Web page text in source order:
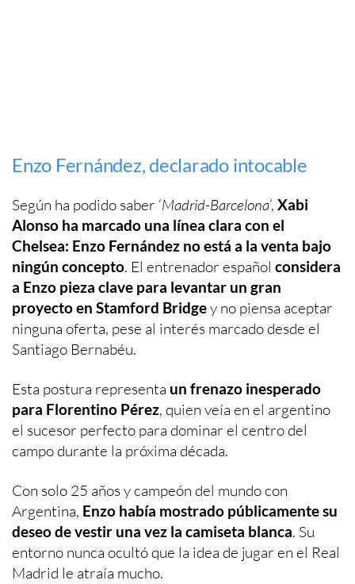
Enzo Fernández, declarado intocable
Según ha podido saber ‘Madrid-Barcelona’, Xabi
Alonso ha marcado una línea clara con el
Chelsea: Enzo Fernández no está a la venta bajo
ningún concepto. El entrenador español considera
a Enzo pieza clave para levantar un gran
proyecto en Stamford Bridgey no piensa aceptar
ninguna oferta, pese al interés marcado desde el
Santiago Bernabéu.
Esta postura representa un frenazo inesperado
para Florentino Pérez, quien veía en el argentino
el sucesor perfecto para dominar el centro del
campo durante la próxima década.
Con solo 25 años y campeón del mundo con
Argentina, Enzo había mostrado públicamente su
deseo de vestir una vez la camiseta blanca. Su
entorno nunca ocultó que la idea de jugar en el Real
Madrid le atraía mucho.